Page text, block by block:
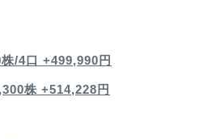
株/4口 +499,990円
株 +514,228円